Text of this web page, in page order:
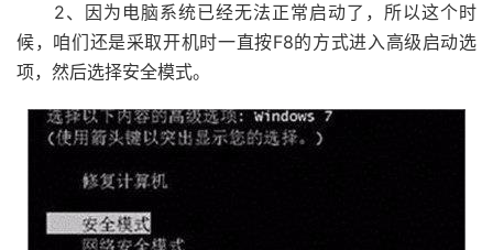
2、因为电脑系统已经无法正常启动了，所以这个时
候，咱们还是采取开机时一直按F8的方式进入高级启动选
项，然后选择安全模式。